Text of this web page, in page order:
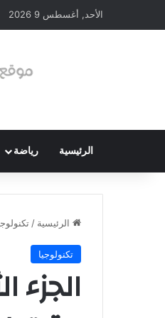
الأحد, أغسطس 9 2026
الرئيسية رياضة
الرئيسية /
تكنولوجيا